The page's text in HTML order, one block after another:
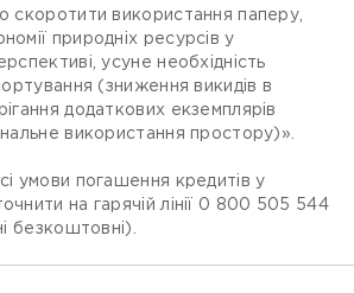
скоротити використання паперу,
природніх ресурсів у
усуне необхідність
(зниження викидів в
додаткових екземплярів
використання простору)».
умови погашення кредитів у
на гарячій лінії 0 800 505 544
безкоштовні).